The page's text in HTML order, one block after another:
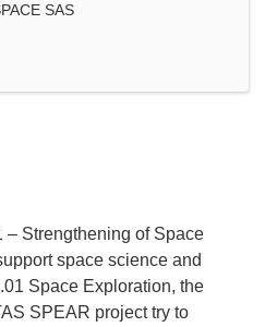
SAS
– Strengthening of Space
space science and
Space Exploration, the
SPEAR project try to